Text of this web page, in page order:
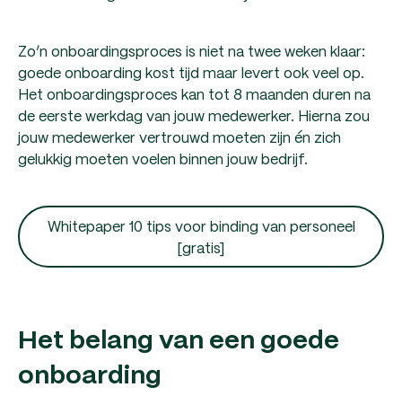
Zo’n onboardingsproces is niet na twee weken klaar:
goede onboarding kost tijd maar levert ook veel op.
Het onboardingsproces kan tot 8 maanden duren na
de eerste werkdag van jouw medewerker. Hierna zou
jouw medewerker vertrouwd moeten zijn én zich
gelukkig moeten voelen binnen jouw bedrijf.
Whitepaper 10 tips voor binding van personeel
[gratis]
Het belang van een goede
onboarding